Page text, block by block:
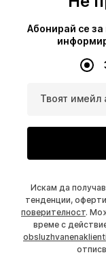
Абонирай се
Твоят имейл
Искам да
тенденции,
поверителност.
време с